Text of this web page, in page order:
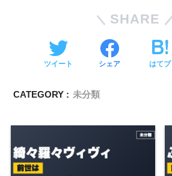
SHARE
ツイート シェア はてブ
CATEGORY : 未分類